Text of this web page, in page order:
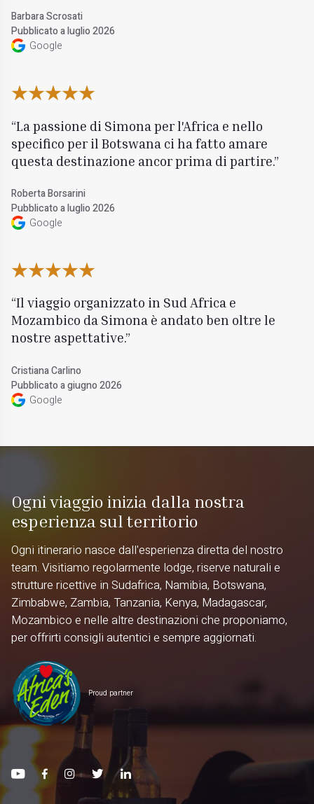
Barbara Scrosati
Pubblicato a luglio 2026
Google
La passione di Simona per l'Africa e nello
specifico per il Botswana ci ha fatto amare
questa destinazione ancor prima di partire.
Roberta Borsarini
Pubblicato a luglio 2026
Google
Il viaggio organizzato in Sud Africa e
Mozambico da Simona è andato ben oltre le
nostre aspettative.
Cristiana Carlino
Pubblicato a giugno 2026
Google
Ogni viaggio inizia dalla nostra
esperienza sul territorio
Ogni itinerario nasce dall'esperienza diretta del nostro
team. Visitiamo regolarmente lodge, riserve naturali e
strutture ricettive in Sudafrica, Namibia, Botswana,
Zimbabwe, Zambia, Tanzania, Kenya, Madagascar,
Mozambico e nelle altre destinazioni che proponiamo,
per offrirti consigli autentici e sempre aggiornati.
Proud partner